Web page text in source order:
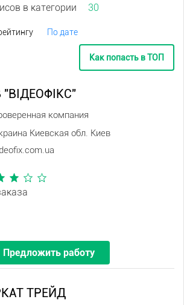
в категории 30
По дате
Как попасть в ТОП
компания
Киевская обл. Киев
Предложить работу
ТРЕЙД